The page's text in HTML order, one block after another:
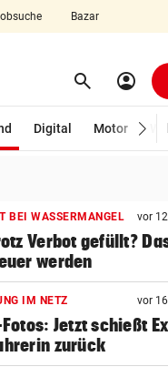
Bazar
search Suchen
account_circle
Digital
Motor
BEI WASSERMANGEL vor
Verbot gefüllt?
werden
IM NETZ vor
Jetzt schießt
zurück